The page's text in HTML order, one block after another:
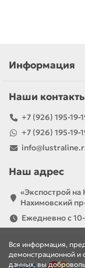
Вся информация,
демонстрационной и
данных, вы
Информация
Наши
+7 (926) 195-19-
+7 (926) 195-19-
Наш адрес
«Экспострой
Нахимовский
Ежедневно с